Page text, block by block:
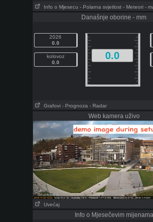
Info o Mjesecu - Polarna svjetlost - Meteori -
Današnje oborine - mm
2026
0.0
kolovoz
0.0
0.0
Grafovi - Prognoza - Radar
Web kamera uživo
Uvećaj
Info o Mjesečevim mijenama